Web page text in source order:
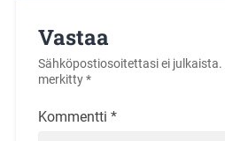
Vastaa
Sähköpostiosoitettasi ei julkaista.
merkitty*
Kommentti *